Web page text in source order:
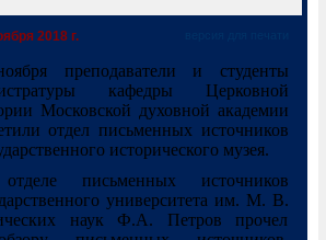
2018 г.
преподаватели и студенты
кафедры Церковной
Московской духовной академии
отдел письменных источников
исторического музея.
письменных источников
университета им. М. В.
наук Ф.А. Петров прочел